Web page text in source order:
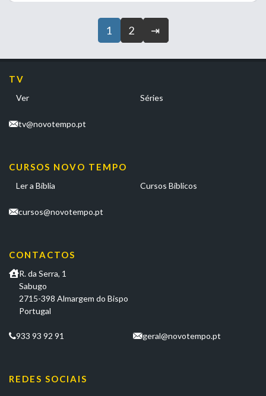
1 2 ⇥
TV
Ver Séries
tv@novotempo.pt
CURSOS NOVO TEMPO
Ler a Bíblia Cursos Bíblicos
cursos@novotempo.pt
CONTACTOS
R. da Serra, 1
Sabugo
2715-398 Almargem do Bispo
Portugal
933 93 92 91 geral@novotempo.pt
REDES SOCIAIS